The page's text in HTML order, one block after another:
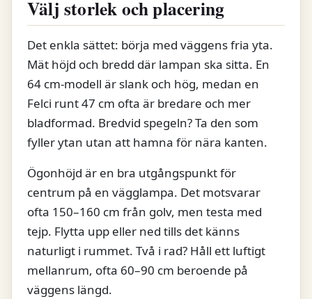
Välj storlek och placering
Det enkla sättet: börja med väggens fria yta.
Mät höjd och bredd där lampan ska sitta. En
64 cm-modell är slank och hög, medan en
Felci runt 47 cm ofta är bredare och mer
bladformad. Bredvid spegeln? Ta den som
fyller ytan utan att hamna för nära kanten.
Ögonhöjd är en bra utgångspunkt för
centrum på en vägglampa. Det motsvarar
ofta 150–160 cm från golv, men testa med
tejp. Flytta upp eller ned tills det känns
naturligt i rummet. Två i rad? Håll ett luftigt
mellanrum, ofta 60–90 cm beroende på
väggens längd.